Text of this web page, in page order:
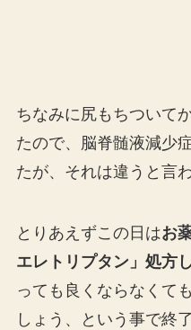
ちなみに尻もちついて
たので、脳脊髄液減少
たが、それは違うと言
とりあえずこの日はお
エレトリプタン」処方
っても良くならなくて
しょう、という事で終了